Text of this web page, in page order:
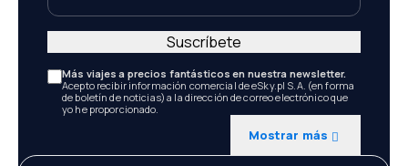
Más viajes a precios fantásticos en nuestra newsletter.
Acepto recibir información comercial de eSky.pl S.A. (en forma
de boletín de noticias) a la dirección de correo electrónico que
yo he proporcionado.
Mostrar más
Suscríbete